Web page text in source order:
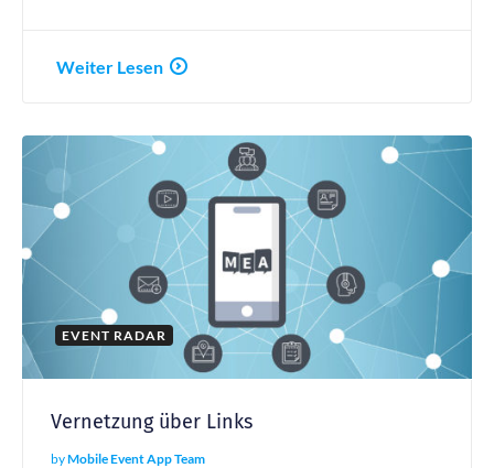
Weiter Lesen
EVENT RADAR
Vernetzung über Links
byMobile Event App Team